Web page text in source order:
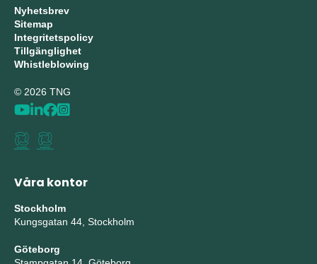
Nyhetsbrev
Sitemap
Integritetspolicy
Tillgänglighet
Whistleblowing
© 2026 TNG
Våra kontor
Stockholm
Kungsgatan 44, Stockholm
Göteborg